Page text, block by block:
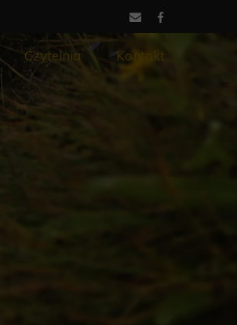
Czytelnia Kontakt